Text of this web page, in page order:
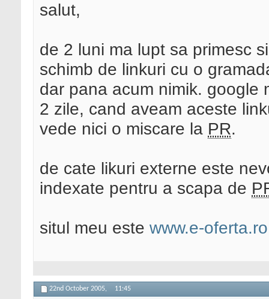
salut,
de 2 luni ma lupt sa primesc
schimb de linkuri cu o
dar pana acum nimik. google
2 zile, cand aveam aceste
vede nici o miscare la PR.
de cate likuri externe este
indexate pentru a scapa de
situl meu este www.e-oferta.ro
22nd October 2005, 11:45